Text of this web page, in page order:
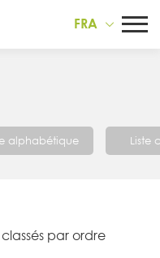
FRA
alphabétique Liste
par ordre